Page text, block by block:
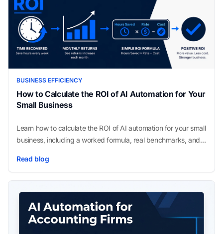
BUSINESS EFFICIENCY
How to Calculate the ROI of AI Automation for Your
Small Business
Learn how to calculate the ROI of AI automation for your small
business, including a worked formula, real benchmarks, and
Read blog